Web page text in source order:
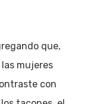
que,
mujeres
con